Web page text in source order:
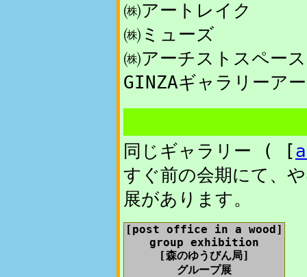
㈱アートレイク
㈱ミューズ
㈱アーチストスペース
GINZAギャラリーア
同じギャラリー ( [
すぐ前の会期にて、
展があります。
[post office in a wood]
group exhibition
[森のゆうびん局]
グループ展